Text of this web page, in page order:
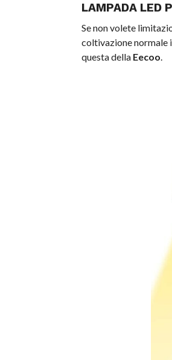
LAMPADA LED
Se non volete
coltivazione normale
questa della Eecoo.